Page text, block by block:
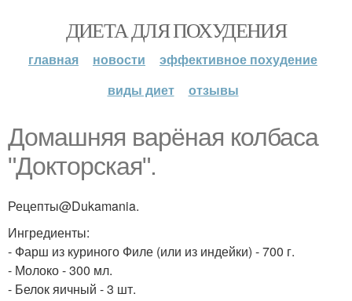
ДИЕТА ДЛЯ ПОХУДЕНИЯ
главная новости
эффективное похудение
виды диет
отзывы
Домашняя варёная колбаса
"Докторская".
Рецепты@Dukamania.
Ингредиенты:
- Фарш из куриного Филе (или из индейки) - 700 г.
- Молоко - 300 мл.
- Белок яичный - 3 шт.